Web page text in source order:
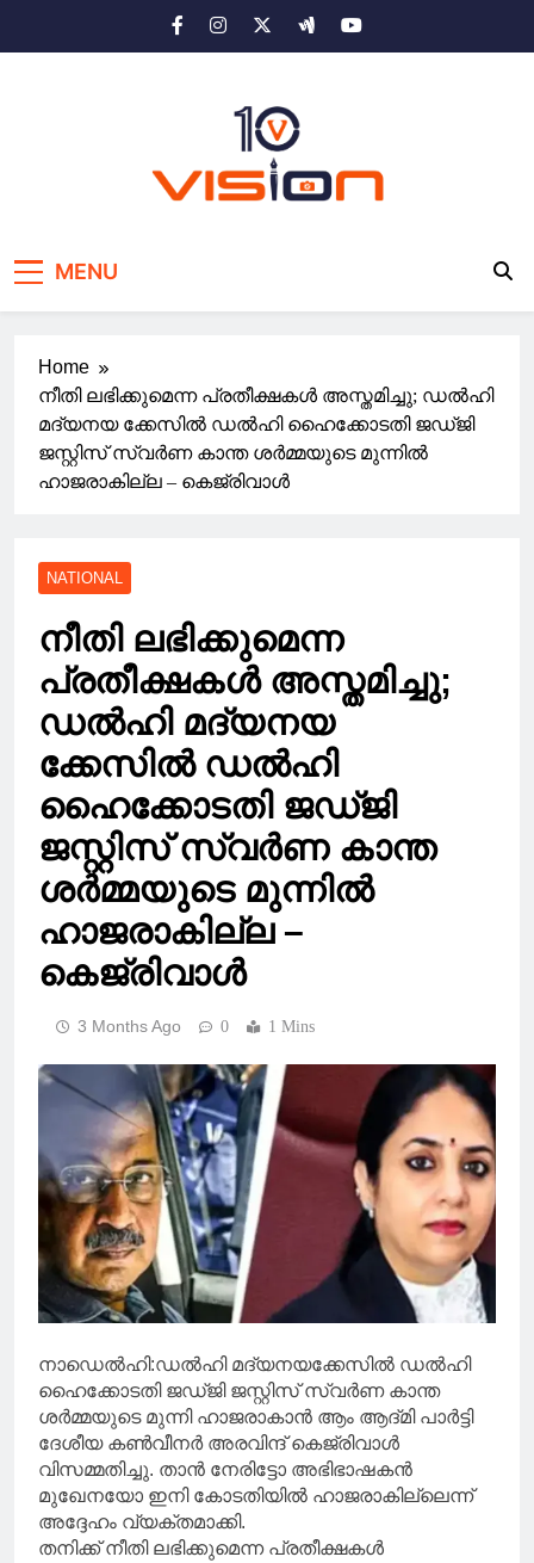
MENU
Home
നീതി ലഭിക്കുമെന്ന പ്രതീക്ഷകൾ അസ്തമിച്ചു; ഡൽഹി
മദ്യനയ ക്കേസിൽ ഡൽഹി ഹൈക്കോടതി ജഡ്ജി
ജസ്റ്റിസ് സ്വർണ കാന്ത ശർമ്മയുടെ മുന്നിൽ
ഹാജരാകില്ല – കെജ്രിവാൾ
NATIONAL
നീതി ലഭിക്കുമെന്ന
പ്രതീക്ഷകൾ അസ്തമിച്ചു;
ഡൽഹി മദ്യനയ
ക്കേസിൽ ഡൽഹി
ഹൈക്കോടതി ജഡ്ജി
ജസ്റ്റിസ് സ്വർണ കാന്ത
ശർമ്മയുടെ മുന്നിൽ
ഹാജരാകില്ല –
കെജ്രിവാൾ
3 Months Ago 0 1 Mins
നാഡെൽഹി:ഡൽഹി മദ്യനയക്കേസിൽ ഡൽഹി
ഹൈക്കോടതി ജഡ്ജി ജസ്റ്റിസ് സ്വർണ കാന്ത
ശർമ്മയുടെ മുന്നി ഹാജരാകാൻ ആം ആദ്മി പാർട്ടി
ദേശീയ കൺവീനർ അരവിന്ദ് കെജ്‌രിവാൾ
വിസമ്മതിച്ചു. താൻ നേരിട്ടോ അഭിഭാഷകൻ
മുഖേനയോ ഇനി കോടതിയിൽ ഹാജരാകില്ലെന്ന്
അദ്ദേഹം വ്യക്തമാക്കി.
തനിക്ക് നീതി ലഭിക്കുമെന്ന പ്രതീക്ഷകൾ